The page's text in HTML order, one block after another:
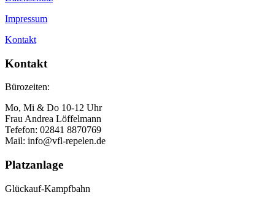
Impressum
Kontakt
Kontakt
Bürozeiten:
Mo, Mi & Do 10-12 Uhr
Frau Andrea Löffelmann
Tefefon: 02841 8870769
Mail: info@vfl-repelen.de
Platzanlage
Glückauf-Kampfbahn